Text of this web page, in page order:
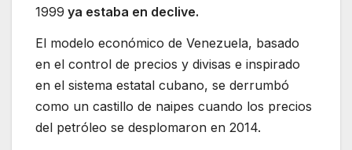
1999 ya estaba en declive.
El modelo económico de Venezuela, basado
en el control de precios y divisas e inspirado
en el sistema estatal cubano, se derrumbó
como un castillo de naipes cuando los precios
del petróleo se desplomaron en 2014.